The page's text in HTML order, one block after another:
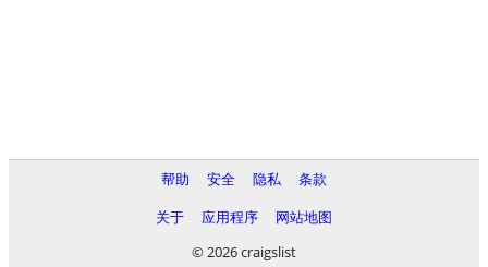
帮助 安全 隐私
条款
关于
应用程序
网站地图
© 2026 craigslist